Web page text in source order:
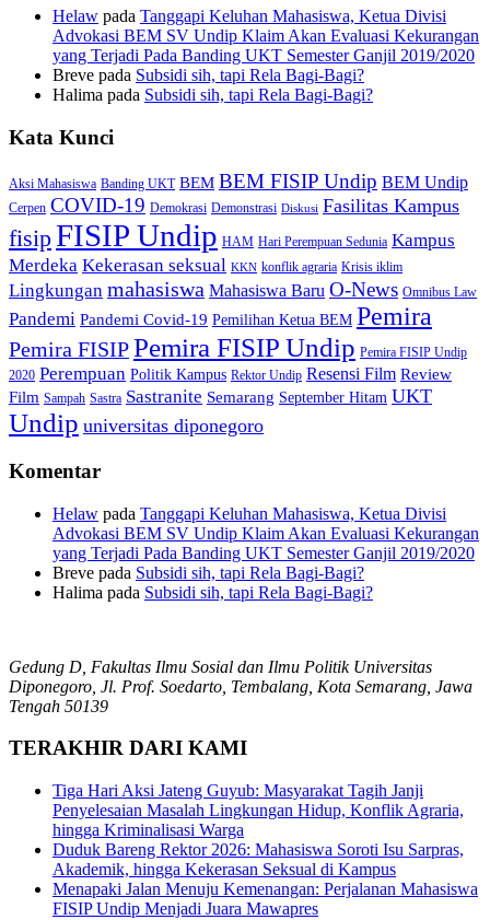
Helaw pada Tanggapi Keluhan Mahasiswa, Ketua Divisi
Advokasi BEM SV Undip Klaim Akan Evaluasi Kekurangan
yang Terjadi Pada Banding UKT Semester Ganjil 2019/2020
Breve pada Subsidi sih, tapi Rela Bagi-Bagi?
Halima pada Subsidi sih, tapi Rela Bagi-Bagi?
Kata Kunci
Aksi Mahasiswa Banding UKT BEM BEM FISIP Undip BEM Undip
Cerpen COVID-19 Demokrasi Demonstrasi Diskusi Fasilitas Kampus
fisipFISIP Undip HAM Hari Perempuan Sedunia Kampus
Merdeka Kekerasan seksual KKN konflik agraria Krisis iklim
Lingkungan mahasiswa Mahasiswa Baru O-News Omnibus Law
Pandemi Pandemi Covid-19 Pemilihan Ketua BEM Pemira
Pemira FISIPPemira FISIP Undip Pemira FISIP Undip
2020 Perempuan Politik Kampus Rektor Undip Resensi Film Review
Film Sampah Sastra Sastranite Semarang September Hitam UKT
Undip universitas diponegoro
Komentar
Helaw pada Tanggapi Keluhan Mahasiswa, Ketua Divisi
Advokasi BEM SV Undip Klaim Akan Evaluasi Kekurangan
yang Terjadi Pada Banding UKT Semester Ganjil 2019/2020
Breve pada Subsidi sih, tapi Rela Bagi-Bagi?
Halima pada Subsidi sih, tapi Rela Bagi-Bagi?
Gedung D, Fakultas Ilmu Sosial dan Ilmu Politik Universitas
Diponegoro, Jl. Prof. Soedarto, Tembalang, Kota Semarang, Jawa
Tengah 50139
TERAKHIR DARI KAMI
Tiga Hari Aksi Jateng Guyub: Masyarakat Tagih Janji
Penyelesaian Masalah Lingkungan Hidup, Konflik Agraria,
hingga Kriminalisasi Warga
Duduk Bareng Rektor 2026: Mahasiswa Soroti Isu Sarpras,
Akademik, hingga Kekerasan Seksual di Kampus
Menapaki Jalan Menuju Kemenangan: Perjalanan Mahasiswa
FISIP Undip Menjadi Juara Mawapres